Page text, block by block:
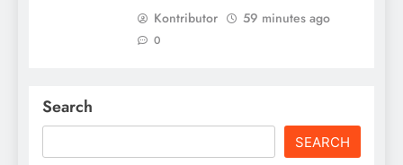
Kontributor 59 minutes ago
0
Search
SEARCH